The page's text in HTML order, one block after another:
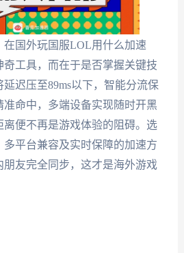
国外玩国服LOL用什么加速
工具，而在于是否掌握关键技
迟压至89ms以下，智能分流保
命中，多端设备实现随时开黑
离便不再是游戏体验的阻碍。选
平台兼容及实时保障的加速方
友完全同步，这才是海外游戏